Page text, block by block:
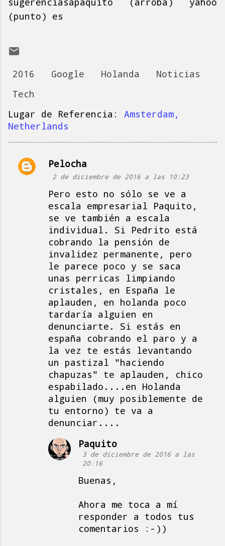
(punto) es
2016 Google Holanda
Noticias
Tech
Lugar de Referencia: Amsterdam,
Netherlands
C
Pelocha
2 de diciembre de 2016 a las 10:23
Pero esto no sólo se ve a
escala empresarial Paquito,
se ve también a escala
individual. Si Pedrito está
cobrando la pensión de
invalidez permanente, pero
le parece poco y se saca
unas perricas limpiando
cristales, en España le
aplauden, en holanda poco
tardaría alguien en
denunciarte. Si estás en
españa cobrando el paro y a
la vez te estás levantando
un pastizal "haciendo
chapuzas" te aplauden, chico
espabilado....en Holanda
alguien (muy posiblemente de
tu entorno) te va a
denunciar....
Paquito
3 de diciembre de 2016 a las
20:16
Buenas,
Ahora me toca a mí
responder a todos tus
comentarios :-))